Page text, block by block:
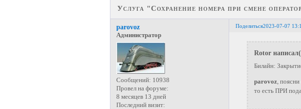
Услуга "Сохранение номера при смене
Поделиться2023-07-07
parovoz
Администратор
Сообщений: 10938
Провел на форуме:
8 месяцев 13 дней
Последний визит:
Rotor
Билайн:
parovoz, поясни
то есть ПРИ